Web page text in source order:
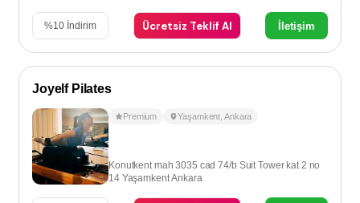
%10 İndirim Ücretsiz Teklif Al İletişim
Joyelf Pilates
Premium Yaşamkent ,Ankara
Konutkent mah 3035 cad 74/b Suit Tower kat 2 no
14 Yaşamkent Ankara